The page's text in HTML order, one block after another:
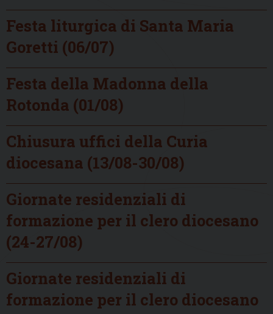
Festa liturgica di Santa Maria
Goretti (06/07)
Festa della Madonna della
Rotonda (01/08)
Chiusura uffici della Curia
diocesana (13/08-30/08)
Giornate residenziali di
formazione per il clero diocesano
(24-27/08)
Giornate residenziali di
formazione per il clero diocesano